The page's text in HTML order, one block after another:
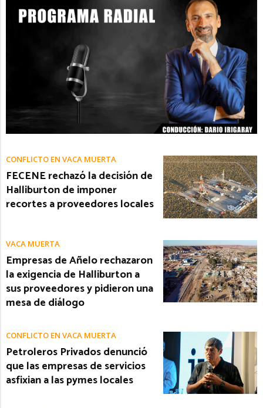
CONFLICTO EN VACA MUERTA
FECENE rechazó la decisión de
Halliburton de imponer
recortes a proveedores locales
VACA MUERTA
Empresas de Añelo rechazaron
la exigencia de Halliburton a
sus proveedores y pidieron una
mesa de diálogo
CONFLICTO EN VACA MUERTA
Petroleros Privados denunció
que las empresas de servicios
asfixian a las pymes locales